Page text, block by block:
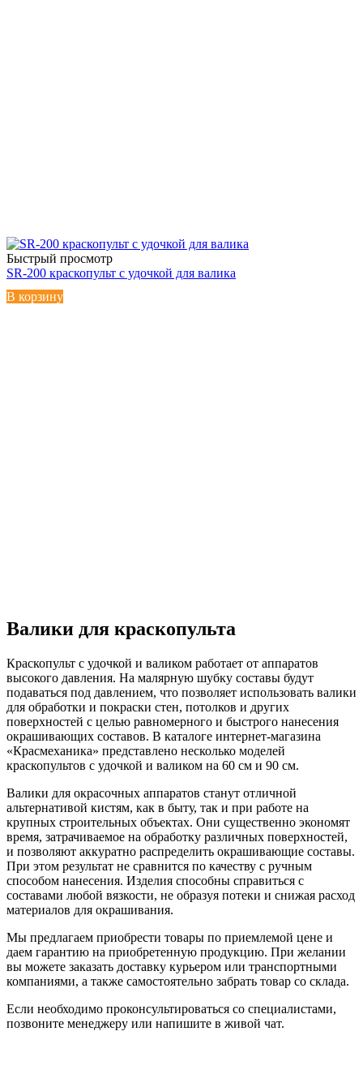
Быстрый просмотр
SR-200 краскопульт с удочкой для валика
В корзину
Валики для краскопульта
Краскопульт с удочкой и валиком работает от аппаратов
высокого давления. На малярную шубку составы будут
подаваться под давлением, что позволяет использовать валики
для обработки и покраски стен, потолков и других
поверхностей с целью равномерного и быстрого нанесения
окрашивающих составов. В каталоге интернет-магазина
«Красмеханика» представлено несколько моделей
краскопультов с удочкой и валиком на 60 см и 90 см.
Валики для окрасочных аппаратов станут отличной
альтернативой кистям, как в быту, так и при работе на
крупных строительных объектах. Они существенно экономят
время, затрачиваемое на обработку различных поверхностей,
и позволяют аккуратно распределить окрашивающие составы.
При этом результат не сравнится по качеству с ручным
способом нанесения. Изделия способны справиться с
составами любой вязкости, не образуя потеки и снижая расход
материалов для окрашивания.
Мы предлагаем приобрести товары по приемлемой цене и
даем гарантию на приобретенную продукцию. При желании
вы можете заказать доставку курьером или транспортными
компаниями, а также самостоятельно забрать товар со склада.
Если необходимо проконсультироваться со специалистами,
позвоните менеджеру или напишите в живой чат.